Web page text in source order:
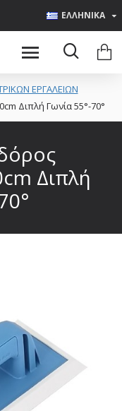
ΕΛΛΗΝΙΚΑ
ΕΡΓΑΛΕΙΩΝ
Διπλή Γωνία 55°-70°
Διπλή